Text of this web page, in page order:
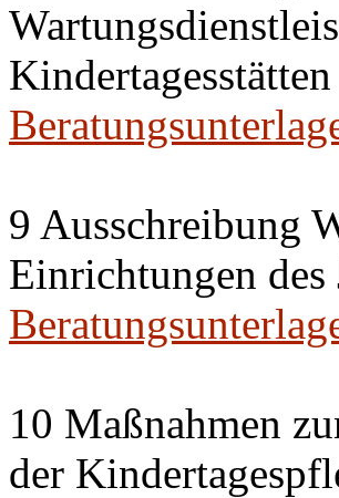
Kindertagesstätten
9 Ausschreibung
Einrichtungen des
10 Maßnahmen
der